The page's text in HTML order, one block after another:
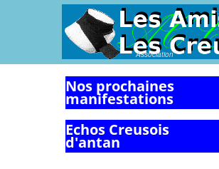
Association
Nos prochaines
manifestations
Echos Creusois
d'antan